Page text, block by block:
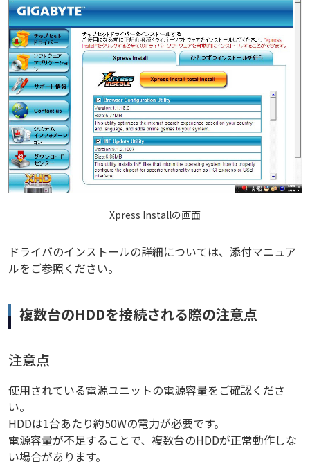
Xpress Installの画面
ドライバのインストールの詳細については、添付マニュア
ルをご参照ください。
複数台のHDDを接続される際の注意点
注意点
使用されている電源ユニットの電源容量をご確認くださ
い。
HDDは1台あたり約50Wの電力が必要です。
電源容量が不足することで、複数台のHDDが正常動作しな
い場合があります。